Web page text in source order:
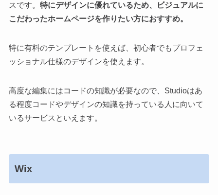
スです。 特にデザインに優れているため、ビジュアルに
こだわったホームページを作りたい方におすすめ。
特に有料のテンプレートを使えば、初心者でもプロフェ
ッショナル仕様のデザインを使えます。
高度な編集にはコードの知識が必要なので、Studioはあ
る程度コードやデザインの知識を持っている人に向いて
いるサービスといえます。
Wix